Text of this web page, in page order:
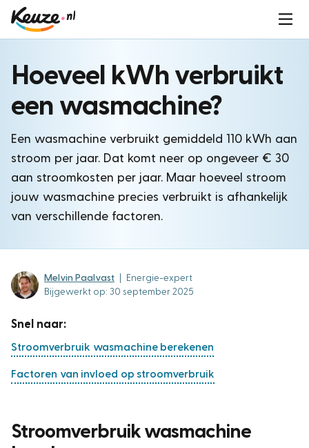
Hoeveel kWh verbruikt
een wasmachine?
Een wasmachine verbruikt gemiddeld 110 kWh aan
stroom per jaar. Dat komt neer op ongeveer € 30
aan stroomkosten per jaar. Maar hoeveel stroom
jouw wasmachine precies verbruikt is afhankelijk
van verschillende factoren.
Melvin Paalvast
Energie-expert
Bijgewerkt op: 30 september 2025
Snel naar:
Stroomverbruik wasmachine berekenen
Factoren van invloed op stroomverbruik
Tips voor stroomverbruik wasmachine
Stroomverbruik wasmachine